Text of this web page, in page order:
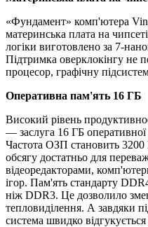
«Фундамент» комп'ютера
материнська плата на
логіки виготовлено за 7-
Підтримка оверклокінгу не
процесор, графічну
Оперативна пам'ять 16 ГБ
Високий рівень
— заслуга 16 ГБ
Частота ОЗП становить
обсягу достатньо для
відеоредакторами,
ігор. Пам'ять стандарту
ніж DDR3. Це дозволило
тепловиділення. А завдяки
система швидко